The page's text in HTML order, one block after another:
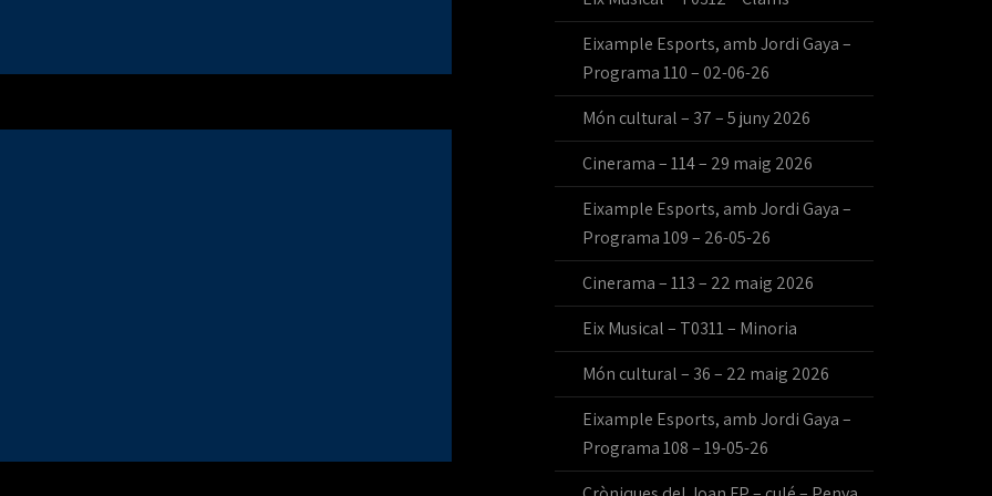
Eixample Esports, amb Jordi Gaya –
Programa 110 – 02-06-26
Món cultural – 37 – 5 juny 2026
Cinerama – 114 – 29 maig 2026
Eixample Esports, amb Jordi Gaya –
Programa 109 – 26-05-26
Cinerama – 113 – 22 maig 2026
Eix Musical – T0311 – Minoria
Món cultural – 36 – 22 maig 2026
Eixample Esports, amb Jordi Gaya –
Programa 108 – 19-05-26